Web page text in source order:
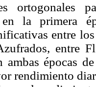
ortogonales
la primera
entre
entre
ambas épocas
rendimiento